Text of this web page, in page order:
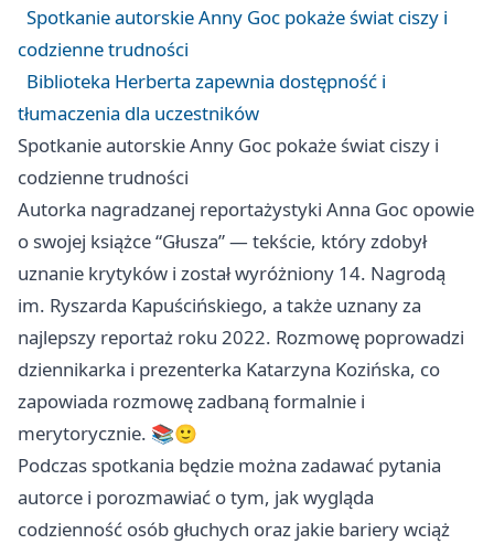
Spotkanie autorskie Anny Goc pokaże świat ciszy i
codzienne trudności
Biblioteka Herberta zapewnia dostępność i
tłumaczenia dla uczestników
Spotkanie autorskie Anny Goc pokaże świat ciszy i
codzienne trudności
Autorka nagradzanej reportażystyki Anna Goc opowie
o swojej książce “Głusza” — tekście, który zdobył
uznanie krytyków i został wyróżniony 14. Nagrodą
im. Ryszarda Kapuścińskiego, a także uznany za
najlepszy reportaż roku 2022. Rozmowę poprowadzi
dziennikarka i prezenterka Katarzyna Kozińska, co
zapowiada rozmowę zadbaną formalnie i
merytorycznie. 📚🙂
Podczas spotkania będzie można zadawać pytania
autorce i porozmawiać o tym, jak wygląda
codzienność osób głuchych oraz jakie bariery wciąż